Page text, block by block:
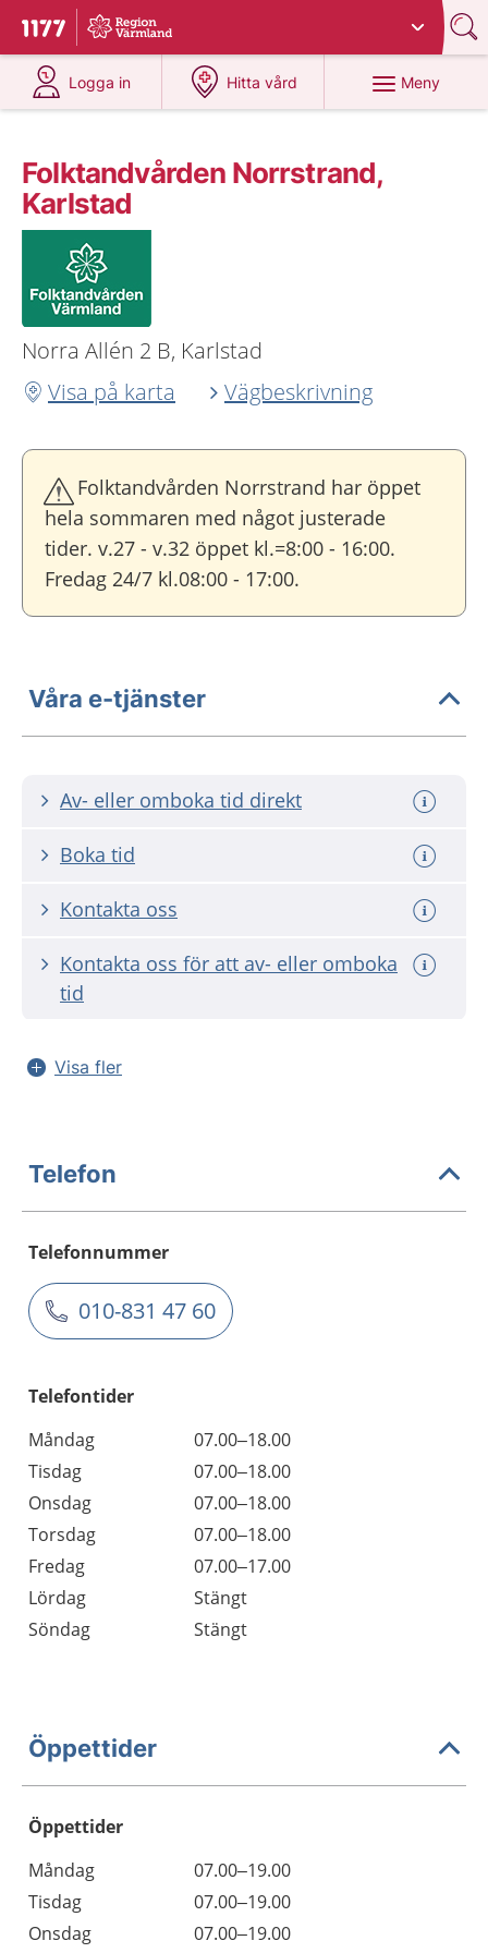
Till startsidan för 1177
Du har valt region
Logga in
på 1177.se
Hitta vård
på 1177.se
Meny
Folktandvården Norrstrand,
Karlstad
Norra Allén 2 B, Karlstad
Visa på karta
Vägbeskrivning
Folktandvården Norrstrand har öppet
hela sommaren med något justerade
tider. v.27 - v.32 öppet kl.=8:00 - 16:00.
Fredag 24/7 kl.08:00 - 17:00.
Våra e-tjänster
Av- eller omboka tid direkt
Boka tid
Kontakta oss
Kontakta oss för att av- eller omboka
tid
Visa fler
Telefon
Telefonnummer
010-831 47 60
Telefontider
Måndag
07.00–18.00
Tisdag
07.00–18.00
Onsdag
07.00–18.00
Torsdag
07.00–18.00
Fredag
07.00–17.00
Lördag
Stängt
Söndag
Stängt
Öppettider
Öppettider
Dag
Öppettider
Kommentarer
Måndag
07.00–19.00
Tisdag
07.00–19.00
Onsdag
07.00–19.00